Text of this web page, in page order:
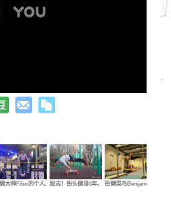
大神Fibo的个人…励志！街头健身3年，…街健菜鸟Benjamin的…